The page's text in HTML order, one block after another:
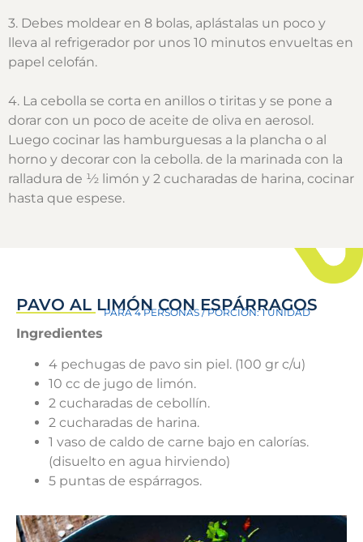
3. Debes moldear en 8 bolas, aplástalas un poco y
lleva al refrigerador por unos 10 minutos envueltas en
papel celofán.
4. La cebolla se corta en anillos o tiritas y se pone a
dorar con un poco de aceite de oliva en aerosol.
Luego cocinar las hamburguesas a la plancha o al
horno y decorar con la cebolla. de la marinada con la
ralladura de ½ limón y 2 cucharadas de harina, cocinar
hasta que espese.
PAVO AL LIMÓN CON ESPÁRRAGOS
PARA 4 PERSONAS / PORCIÓN: 1 UNIDAD
Ingredientes
4 pechugas de pavo sin piel. (100 gr c/u)
10 cc de jugo de limón.
2 cucharadas de cebollín.
2 cucharadas de harina.
1 vaso de caldo de carne bajo en calorías.
(disuelto en agua hirviendo)
5 puntas de espárragos.